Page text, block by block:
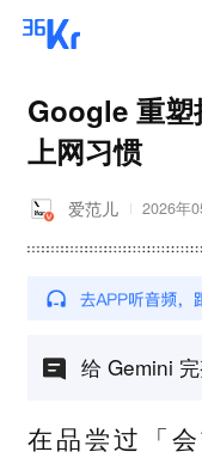
Google 重塑
上网习惯
爱范儿 2026年
给 Gemini
在品尝过「会